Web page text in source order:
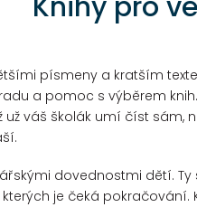
písmeny a kratším
a pomoc s výběrem
váš školák umí číst
dovednostmi dětí.
kterých je čeká pokračování.